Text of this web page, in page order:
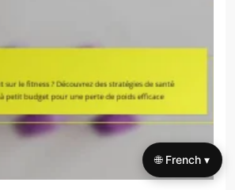
🌐 French ▾